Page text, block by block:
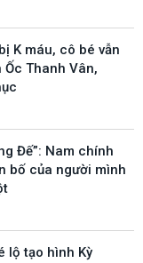
K máu, cô bé vẫn
Thanh Vân,
Đế”: Nam chính
bố của người mình
lộ tạo hình Kỳ